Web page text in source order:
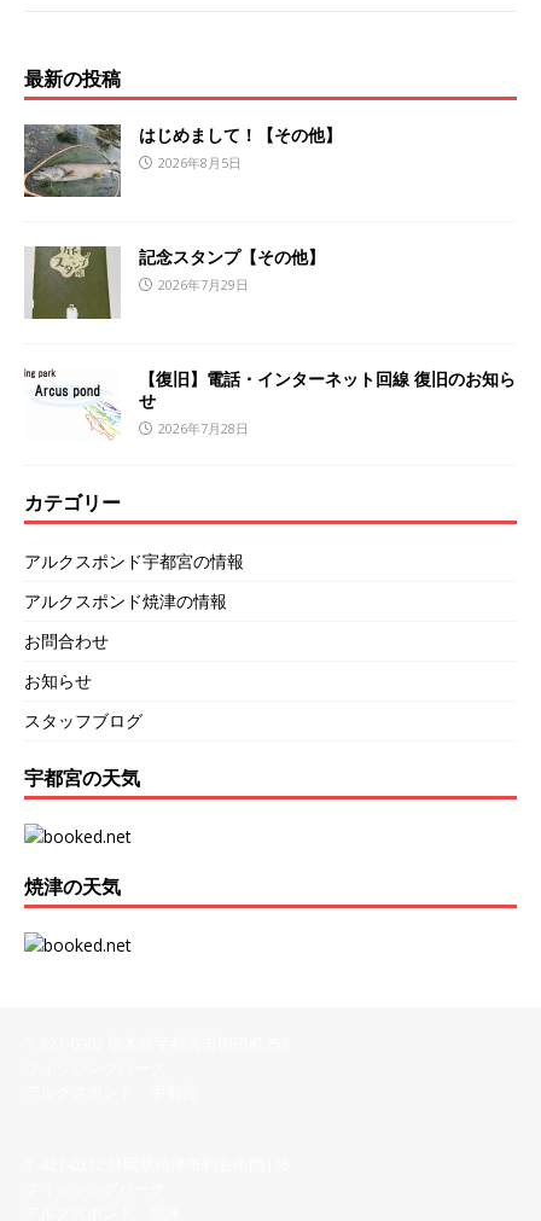
最新の投稿
はじめまして！【その他】
2026年8月5日
記念スタンプ【その他】
2026年7月29日
【復旧】電話・インターネット回線 復旧のお知ら
せ
2026年7月28日
カテゴリー
アルクスポンド宇都宮の情報
アルクスポンド焼津の情報
お問合わせ
お知らせ
スタッフブログ
宇都宮の天気
焼津の天気